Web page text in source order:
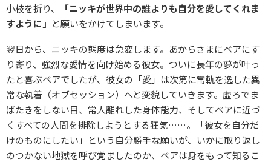
小枝を折り、
「ニッキが世界中の誰よりも自分を愛してくれま
すように」 と願いをかけてしまいます。
翌日から、ニッキの態度は急変します。あからさまにベアにす
り寄り、強烈な愛情を向け始める彼女。ついに長年の夢が叶っ
たと喜ぶベアでしたが、彼女の「愛」は次第に常軌を逸した異
常な執着（オブセッション）へと変貌していきます。虚ろでま
ばたきをしない目、常人離れした身体能力、そしてベアに近づ
くすべての人間を排除しようとする狂気……。「彼女を自分だ
けのものにしたい」という自分勝手な願いが、いかに取り返し
のつかない地獄を呼び覚ましたのか、ベアは身をもって知るこ